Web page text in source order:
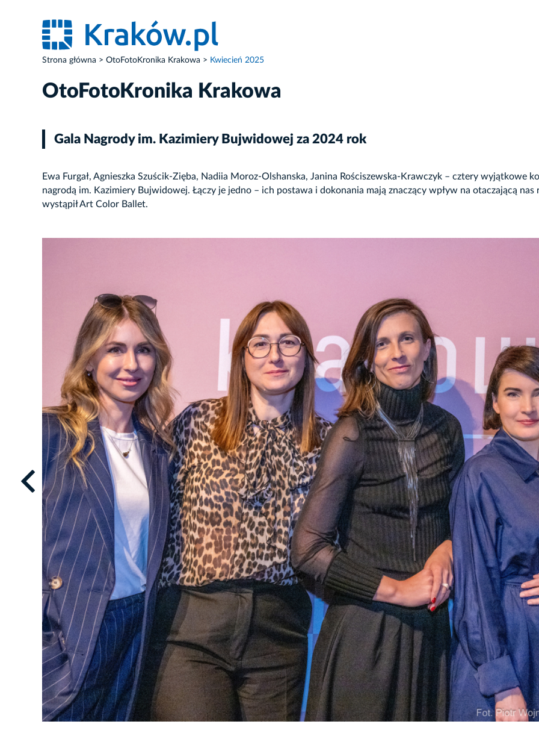
Strona główna OtoFotoKronika Krakowa Kwiecień 2025
OtoFotoKronika Krakowa
Gala Nagrody im. Kazimiery Bujwidowej za 2024 rok
Ewa Furgał, Agnieszka Szuścik-Zięba, Nadiia Moroz-Olshanska, Janina Rościszewska-Krawczyk – cztery wyjątkowe
nagrodą im. Kazimiery Bujwidowej. Łączy je jedno – ich postawa i dokonania mają znaczący wpływ na otaczającą
wystąpił Art Color Ballet.